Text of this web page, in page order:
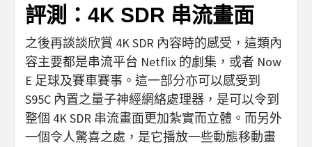
評測：4K SDR 串流畫面
之後再談談欣賞 4K SDR 內容時的感受，這類內
容主要都是串流平台 Netflix 的劇集，或者 Now
E 足球及賽車賽事。這一部分亦可以感受到
S95C 內置之量子神經網絡處理器，是可以令到
整個 4K SDR 串流畫面更加紮實而立體。而另外
一個令人驚喜之處，是它播放一些動態移動畫